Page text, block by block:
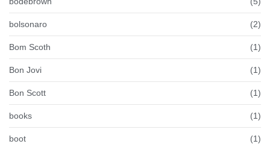
bolsonaro (2)
Bom Scoth (1)
Bon Jovi (1)
Bon Scott (1)
books (1)
boot (1)